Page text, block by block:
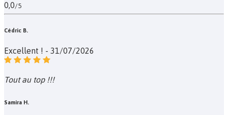
0,0/5
Cédric B.
Excellent ! - 31/07/2026
Tout au top !!!
Samira H.